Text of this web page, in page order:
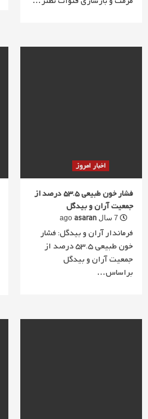
اخبار امروز
فشار خون طبیعی 53.5 درصد از
جمعیت آران و بیدگل
asaran
فرماندار آران و بیدگل: فشار
خون طبیعی 53.5 درصد از
جمعیت آران و بیدگل
براساس…